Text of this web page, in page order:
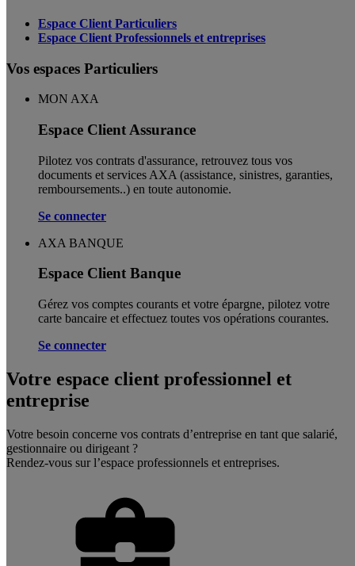
Espace Client Particuliers
Espace Client Professionnels et entreprises
Vos espaces Particuliers
MON AXA
Espace Client Assurance
Pilotez vos contrats d'assurance, retrouvez tous vos
documents et services AXA (assistance, sinistres, garanties,
remboursements..) en toute autonomie. ​
Se connecter
AXA BANQUE
Espace Client Banque
Gérez vos comptes courants et votre épargne, pilotez votre
carte bancaire et effectuez toutes vos opérations courantes.
Se connecter
Votre espace client professionnel et
entreprise
Votre besoin concerne vos contrats d’entreprise en tant que salarié,
gestionnaire ou dirigeant ?
Rendez-vous sur l’espace professionnels et entreprises.